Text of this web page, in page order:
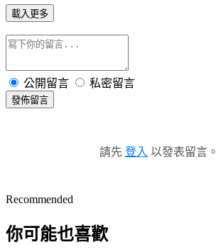
載入更多
公開留言 私密留言
發佈留言
請先 登入 以發表留言。
Recommended
你可能也喜歡